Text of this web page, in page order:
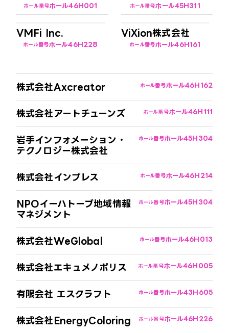
ホール番号ホール46H001 ホール番号ホール45H311
VMFi Inc.
ホール番号ホール46H228
ViXion株式会社
ホール番号ホール46H161
株式会社Axcreator ホール番号ホール46H162
株式会社アートチューンズ ホール番号ホール46H111
岩手インフォメーション・
テクノロジー株式会社
ホール番号ホール45H304
株式会社インプレス ホール番号ホール46H214
NPOイーハトーブ地域情報
マネジメント
ホール番号ホール45H304
株式会社WeGlobal ホール番号ホール46H013
株式会社エキュメノポリス ホール番号ホール46H005
有限会社 エスクラフト ホール番号ホール43H605
株式会社EnergyColoring ホール番号ホール46H226